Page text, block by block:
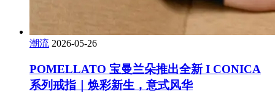
潮流 2026-05-26
POMELLATO 宝曼兰朵推出全新 I CONICA
系列戒指｜焕彩新生，意式风华